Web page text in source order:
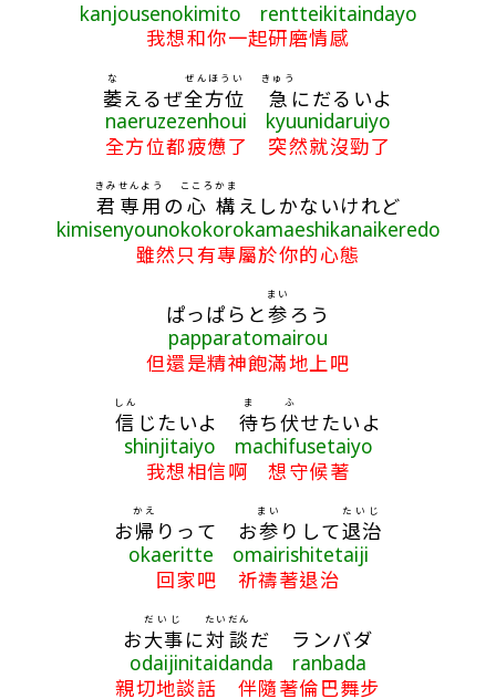
kanjousenokimito rentteikitaindayo
我想和你一起研磨情感
萎
な
えるぜ全方位
ぜんほうい
急
きゅう
にだるいよ
naeruzezenhoui kyuunidaruiyo
全方位都疲憊了 突然就沒勁了
君
きみ
専用
せんよう
の 心
こころ
構
かま
えしかないけれど
kimisenyounokokorokamaeshikanaikeredo
雖然只有專屬於你的心態
ぱっぱらと参
まい
ろう
papparatomairou
但還是精神飽滿地上吧
信
しん
じたいよ 待
ま
ち伏
ふ
せたいよ
shinjitaiyo machifusetaiyo
我想相信啊 想守候著
お帰
かえ
りって お参
まい
りして退治
たいじ
okaeritte omairishitetaiji
回家吧 祈禱著退治
お大事
だいじ
に対談
たいだん
だ ランバダ
odaijinitaidanda ranbada
親切地談話 伴隨著倫巴舞步